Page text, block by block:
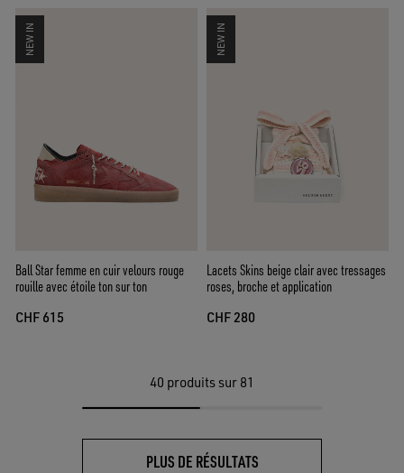
NEW IN
Ball Star femme en cuir velours rouge
rouille avec étoile ton sur ton
CHF 615
NEW IN
Lacets Skins beige clair avec tressages
roses, broche et application
CHF 280
40 produits sur 81
PLUS DE RÉSULTATS